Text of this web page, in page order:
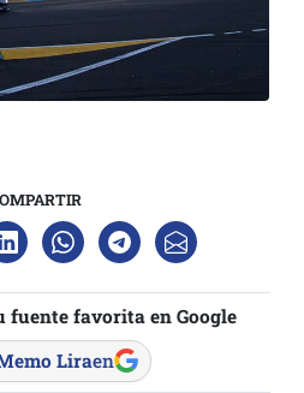
fuente favorita en Google
Liraen